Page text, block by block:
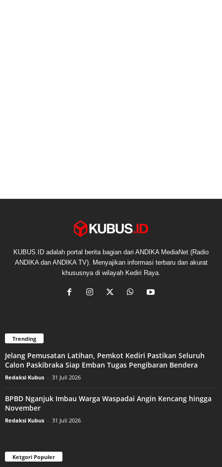
KUBUS.ID adalah portal berita bagian dari ANDIKA MediaNet (Radio
ANDIKA dan ANDIKA TV). Menyajikan informasi terbaru dan akurat
khususnya di wilayah Kediri Raya.
Trending
Jelang Pemusatan Latihan, Pemkot Kediri Pastikan Seluruh
Calon Paskibraka Siap Emban Tugas Pengibaran Bendera
Redaksi Kubus - 31 Juli 2026
BPBD Nganjuk Imbau Warga Waspadai Angin Kencang hingga
November
Redaksi Kubus - 31 Juli 2026
Ketgori Populer